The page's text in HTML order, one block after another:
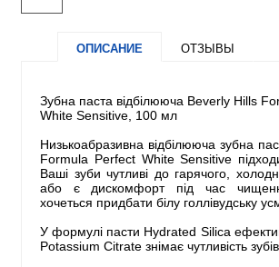
ОПИСАНИЕ ОТЗЫВЫ
Зубна паста відбілююча Beverly Hills
White Sensitive, 100 мл
Низькоабразивна відбілююча зубна
Formula Perfect White Sensitive
Ваші зуби чутливі до гарячого,
або є дискомфорт під час
хочеться придбати білу голлівудську
У формулі пасти Hydrated Silica
Potassium Citrate знімає чутливість